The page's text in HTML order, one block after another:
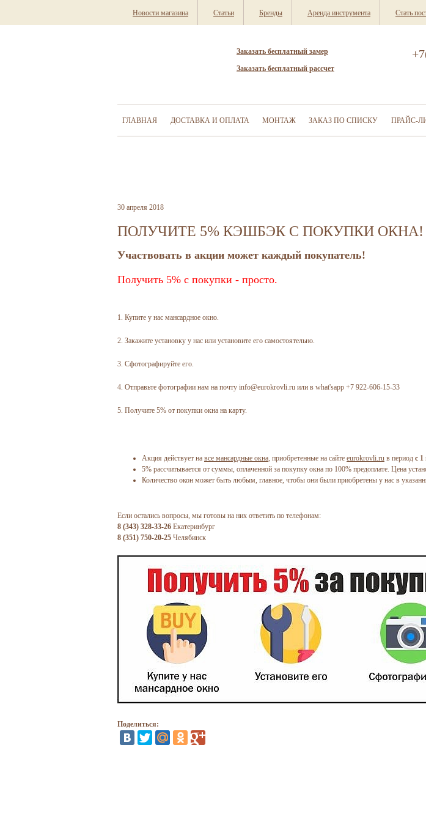
Новости магазина Статьи Бренды Аренда инструмента Стать
Заказать бесплатный замер
Заказать бесплатный рассчет
ГЛАВНАЯ ДОСТАВКА И ОПЛАТА МОНТАЖ ЗАКАЗ ПО СПИСКУ ПРАЙС-
30 апреля 2018
ПОЛУЧИТЕ 5% КЭШБЭК С ПОКУПКИ ОКНА!
Участвовать в акции может каждый покупатель!
Получить 5% с покупки - просто.
1. Купите у нас мансардное окно.
2. Закажите установку у нас или установите его самостоятельно.
3. Сфотографируйте его.
4. Отправьте фотографии нам на почту info@eurokrovli.ru или в what'sapp +7 922-606-15-33
5. Получите 5% от покупки окна на карту.
Акция действует на все мансардные окна, приобретенные на сайте eurokrovli.ru в период с 1
5% рассчитывается от суммы, оплаченной за покупку окна по 100% предоплате. Цена
Количество окон может быть любым, главное, чтобы они были приобретены у нас в
Если остались вопросы, мы готовы на них ответить по телефонам:
8 (343) 328-33-26 Екатеринбург
8 (351) 750-20-25 Челябинск
Поделиться: